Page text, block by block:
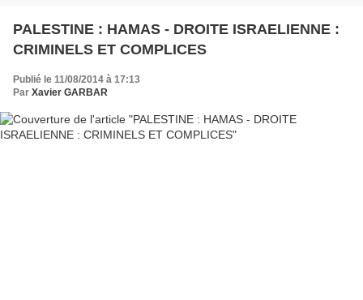
PALESTINE : HAMAS - DROITE ISRAELIENNE :
CRIMINELS ET COMPLICES
Publié le 11/08/2014 à 17:13
Par Xavier GARBAR